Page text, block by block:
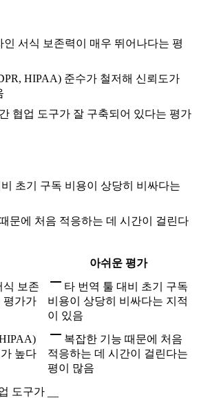
인 서식 보존력이 매우 뛰어나다는 평
HIPAA) 준수가 철저해 신뢰도가
협업 도구가 잘 구축되어 있다는 평가
초기 구독 비용이 상당히 비싸다는
문에 처음 적응하는 데 시간이 걸린다
아쉬운 평가
식 보존
평가가
타 번역 툴 대비 초기 구독
비용이 상당히 비싸다는 지적
이 있음
높다
복잡한 기능 때문에 처음
적응하는 데 시간이 걸린다는
평이 많음
도구가 —